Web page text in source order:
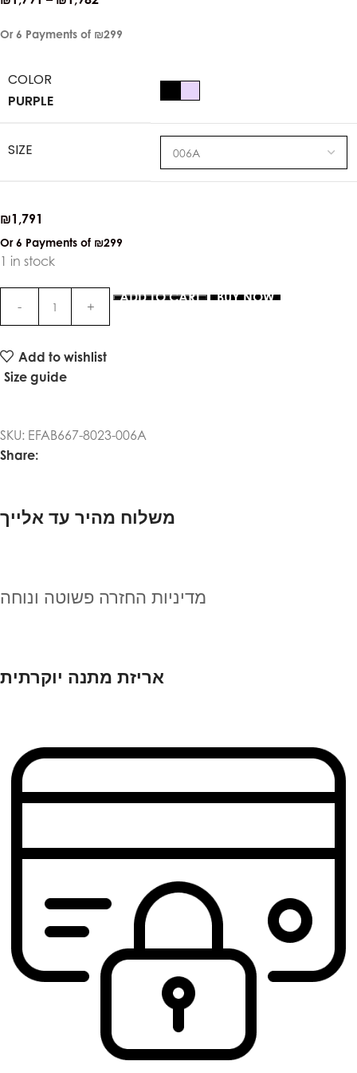
Or 6 Payments of ₪299
COLOR
PURPLE
SIZE
₪1,791
Or 6 Payments of ₪299
1 in stock
ADD TO CART BUY NOW
Add to wishlist
Size guide
SKU: EFAB667-8023-006A
Share:
משלוח מהיר עד אלייך
מדיניות החזרה פשוטה ונוחה
אריזת מתנה יוקרתית